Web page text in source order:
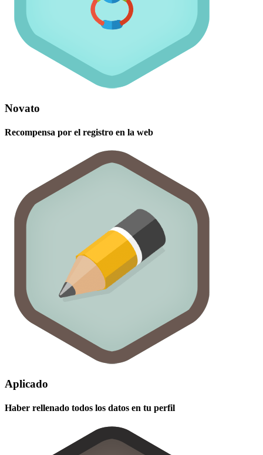
Novato
Recompensa por el registro en la web
Aplicado
Haber rellenado todos los datos en tu perfil